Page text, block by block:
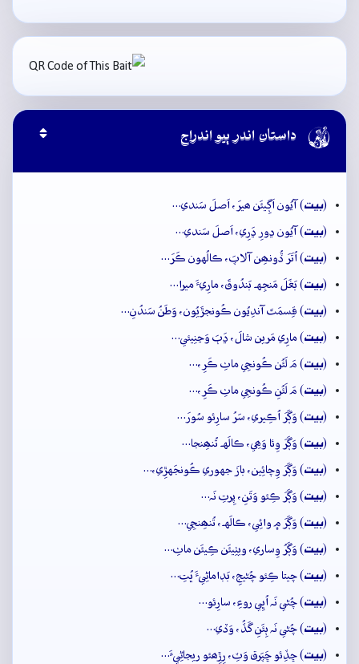
 داستان اندر ٻيو اندراج
(بيت) آيُون اَڳِيئَن ھيرَ، اَصلَ سَندي…
(بيت) آيُون ڍورِ ڍَرِي، اَصلَ سَندي…
(بيت) اُتَرَ ڏُونھِن آلاپَ، ڪالُهون ڪَرَ…
(بيت) بَغَلَ مَنجِهہ بَندُوقَ، مارِيءَ ميرا…
(بيت) قِسمَتَ آندِيُون ڪُونجڙَيُون، وَطَنُ سَندُنِ…
(بيت) مارِي مَرين شالَ، ڍَٻَ وَڃنِيئي…
(بيت) مَ لَئُن ڪُونجِي ماٺِ ڪَرِ،…
(بيت) مَ لَئُنِ ڪُونجِي ماٺِ ڪَرِ،…
(بيت) وَڳَرَ اُڪِيري، سَرُ سارِئو سُورَ…
(بيت) وَڳَرَ وِئا وَھِي، ڪالَهہ تُنھِنجا…
(بيت) وَڳَرَ وِچائِين، بازَ جهوري ڪُونجَهڙِي،…
(بيت) وَڳَرَ ڪِئو وَتَنِ، پِرتِ نَہ…
(بيت) وَڳَرَ ۾ وائِي، ڪالَهہ، تُنھِنجِي…
(بيت) وَڳَرُ وِساري، ويٺِيئَن ڪِيئَن ماٺِ…
(بيت) چيتا ڪِئو چُڻيجِ، بَڊاماڻِيءَ ڀُتِ…
(بيت) چُڻي نَہ اُڀِي روءِ، سارِئو…
(بيت) چُڻي نَہ ٻِئَنِ گَڏُ، وَڏي…
(بيت) ڇڏِئو ڇَپَرق وَٽِ، رِڙِھئو ريجاڻِيءَ…